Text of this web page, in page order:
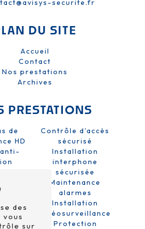
securite.fr
DU SITE
Accueil
Contact
Nos prestations
Archives
PRESTATIONS
de
HD
de
fil
Contrôle d'accès
sécurisé
Installation
interphone
sécurisée
Maintenance
alarmes
Installation
vidéosurveillance
Protection
des
vous
sur